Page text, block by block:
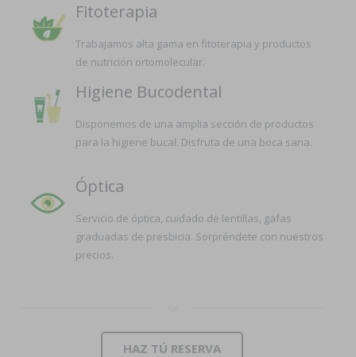
Fitoterapia
Trabajamos alta gama en fitoterapia y productos
de nutrición ortomolecular.
Higiene Bucodental
Disponemos de una amplia sección de productos
para la higiene bucal. Disfruta de una boca sana.
Óptica
Servicio de óptica, cuidado de lentillas, gafas
graduadas de presbicia. Sorpréndete con nuestros
precios.
HAZ TÚ RESERVA